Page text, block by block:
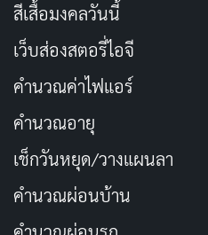
สีเสื้อมงคลวันนี้
เว็บส่องสตอรี่ไอจี
คำนวณค่าไฟแอร์
คำนวณอายุ
เช็กวันหยุด/วางแผนลา
คำนวณผ่อนบ้าน